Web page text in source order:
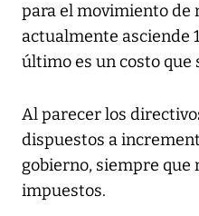
para el movimiento de
actualmente asciende
último es un costo que
Al parecer los
dispuestos a
gobierno, siempre que
impuestos.